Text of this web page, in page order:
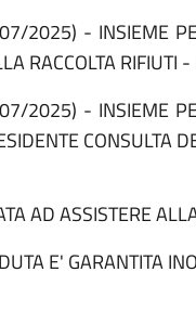
2025) - INSIEME
RACCOLTA
2025) - INSIEME
CONSULTA
AD ASSISTERE
E' GARANTITA